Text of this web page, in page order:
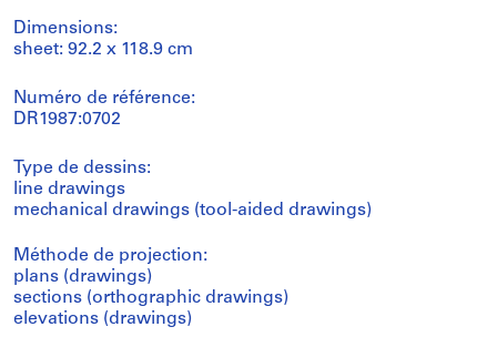
Dimensions:
sheet: 92.2 x 118.9 cm
Numéro de référence:
DR1987:0702
Type de dessins:
line drawings
mechanical drawings (tool-aided drawings)
Méthode de projection:
plans (drawings)
sections (orthographic drawings)
elevations (drawings)